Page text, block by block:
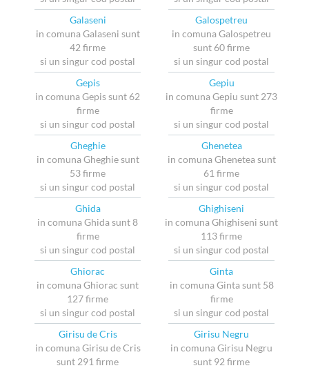
Galaseni
in comuna Galaseni sunt
42 firme
si un singur cod postal
Galospetreu
in comuna Galospetreu
sunt 60 firme
si un singur cod postal
Gepis
in comuna Gepis sunt 62
firme
si un singur cod postal
Gepiu
in comuna Gepiu sunt 273
firme
si un singur cod postal
Gheghie
in comuna Gheghie sunt
53 firme
si un singur cod postal
Ghenetea
in comuna Ghenetea sunt
61 firme
si un singur cod postal
Ghida
in comuna Ghida sunt 8
firme
si un singur cod postal
Ghighiseni
in comuna Ghighiseni sunt
113 firme
si un singur cod postal
Ghiorac
in comuna Ghiorac sunt
127 firme
si un singur cod postal
Ginta
in comuna Ginta sunt 58
firme
si un singur cod postal
Girisu de Cris
in comuna Girisu de Cris
sunt 291 firme
Girisu Negru
in comuna Girisu Negru
sunt 92 firme